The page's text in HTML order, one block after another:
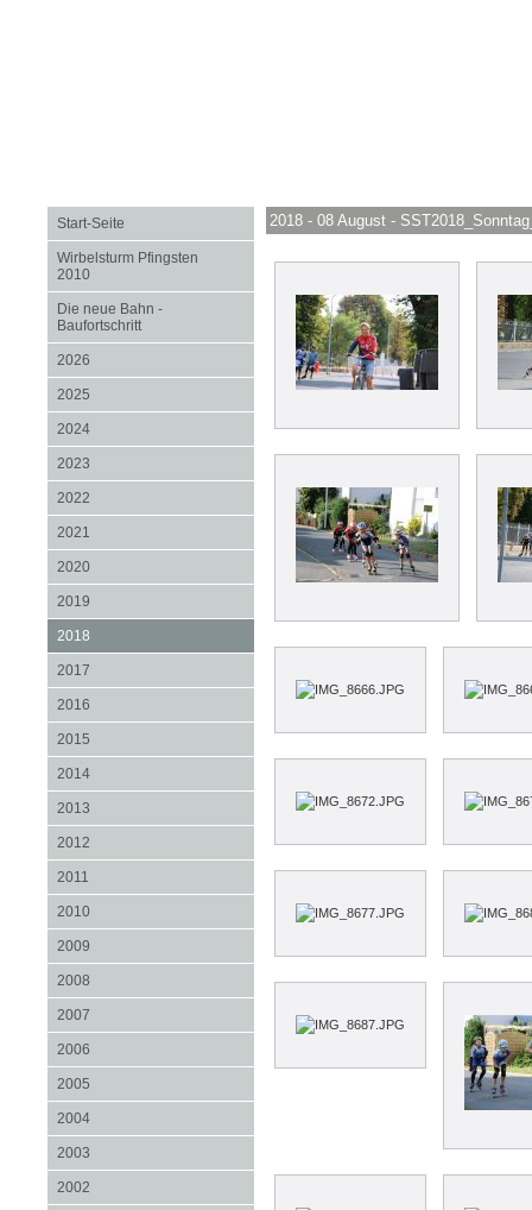
Start-Seite
Wirbelsturm Pfingsten
2010
Die neue Bahn -
Baufortschritt
2026
2025
2024
2023
2022
2021
2020
2019
2018
2017
2016
2015
2014
2013
2012
2011
2010
2009
2008
2007
2006
2005
2004
2003
2002
2018 - 08 August -